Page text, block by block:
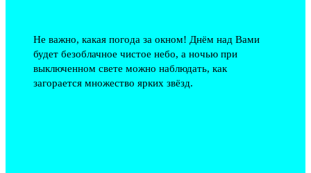
Не важно, какая погода за окном! Днём над Вами
будет безоблачное чистое небо, а ночью при
выключенном свете можно наблюдать, как
загорается множество ярких звёзд.